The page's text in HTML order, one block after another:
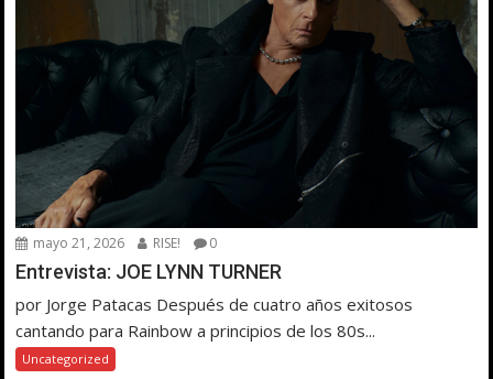
mayo 21, 2026 RISE! 0
Entrevista: JOE LYNN TURNER
por Jorge Patacas Después de cuatro años exitosos
cantando para Rainbow a principios de los 80s...
Uncategorized